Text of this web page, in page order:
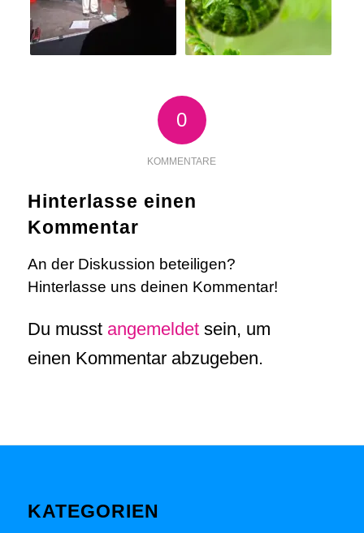
0
KOMMENTARE
Hinterlasse einen
Kommentar
An der Diskussion beteiligen?
Hinterlasse uns deinen Kommentar!
Du musst angemeldetsein, um
einen Kommentar abzugeben.
KATEGORIEN